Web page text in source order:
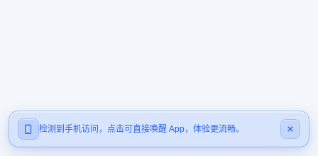
检测到手机访问，点击可直接唤醒 App，体验更流畅。